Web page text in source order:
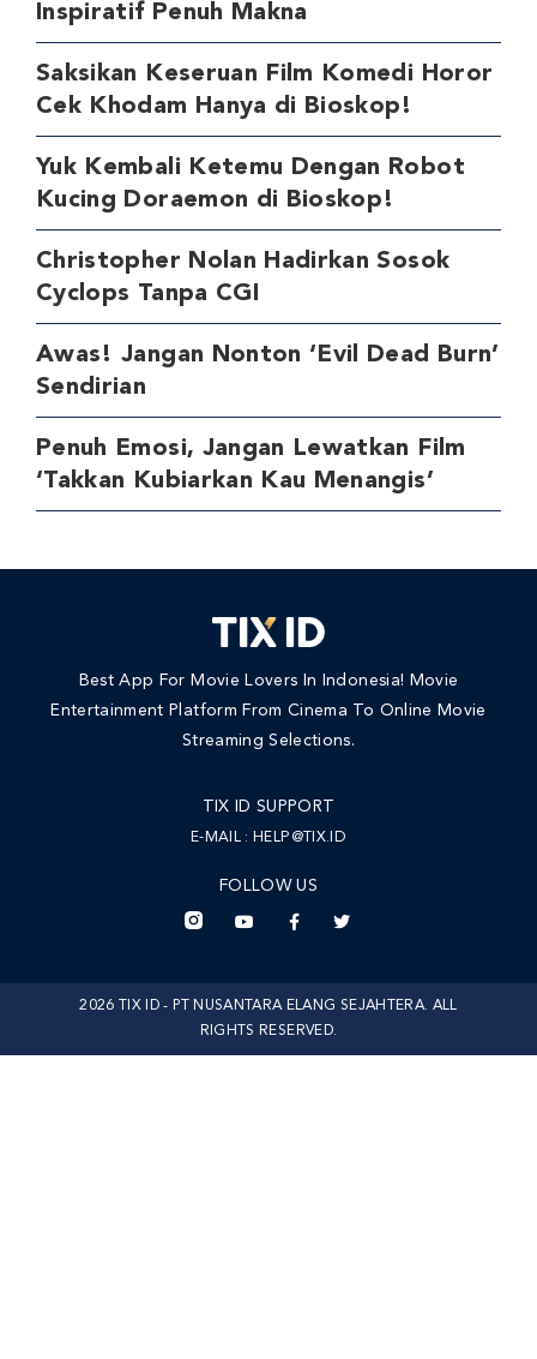
Inspiratif Penuh Makna
Saksikan Keseruan Film Komedi Horor
Cek Khodam Hanya di Bioskop!
Yuk Kembali Ketemu Dengan Robot
Kucing Doraemon di Bioskop!
Christopher Nolan Hadirkan Sosok
Cyclops Tanpa CGI
Awas! Jangan Nonton ‘Evil Dead Burn’
Sendirian
Penuh Emosi, Jangan Lewatkan Film
‘Takkan Kubiarkan Kau Menangis’
Best App For Movie Lovers In Indonesia! Movie
Entertainment Platform From Cinema To Online Movie
Streaming Selections.
TIX ID SUPPORT
E-MAIL : HELP@TIX.ID
FOLLOW US
2026 TIX ID - PT NUSANTARA ELANG SEJAHTERA. ALL
RIGHTS RESERVED.